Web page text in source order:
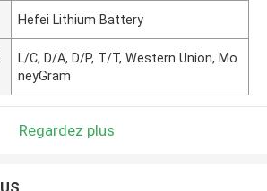
Hefei Lithium Battery
L/C, D/A, D/P, T/T, Western Union, Mo
neyGram
Regardez plus